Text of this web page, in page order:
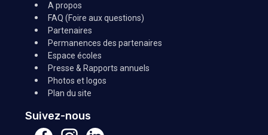
A propos
FAQ (Foire aux questions)
Partenaires
Permanences des partenaires
Espace écoles
Presse & Rapports annuels
Photos et logos
Plan du site
Suivez-nous